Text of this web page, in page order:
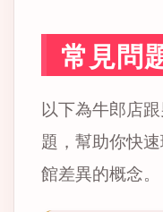
常見問
以下為牛郎店
題，幫助你快
館差異的概念。